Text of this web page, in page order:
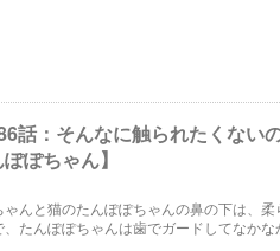
話：そんなに触られたくな
ぽちゃん】
んと猫のたんぽぽちゃんの鼻の下は、
たんぽぽちゃんは歯でガードしてなかな